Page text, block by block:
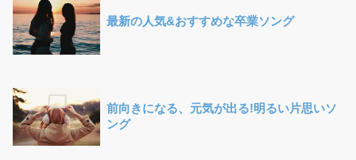
最新の人気&おすすめな卒業ソング
前向きになる、元気が出る!明るい片思いソ
ング